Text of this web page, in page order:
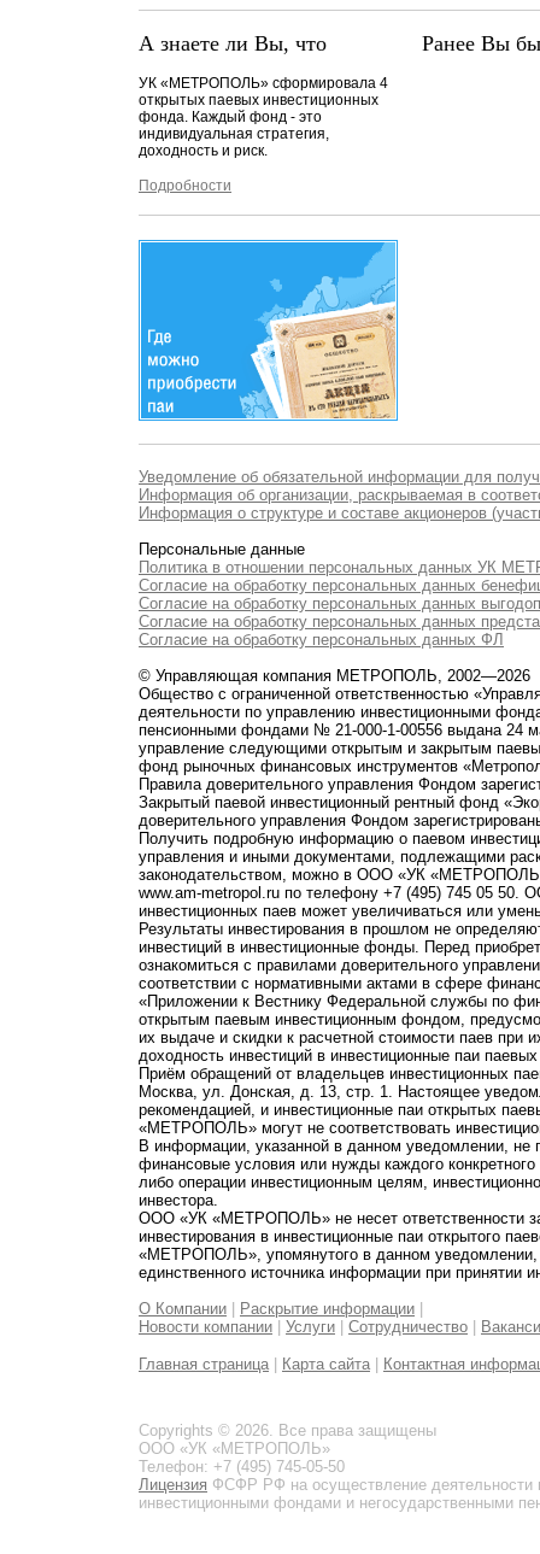
А знаете ли Вы, что
УК «МЕТРОПОЛЬ» сформировала 4
открытых паевых инвестиционных
фонда. Каждый фонд - это
индивидуальная стратегия,
доходность и риск.
Подробности
Ранее Вы
Уведомление об обязательной информации для
Информация об организации, раскрываемая в
Информация о структуре и составе акционеров
Персональные данные
Политика в отношении персональных данных УК
Согласие на обработку персональных данных
Согласие на обработку персональных данных
Согласие на обработку персональных данных
Согласие на обработку персональных данных ФЛ
© Управляющая компания МЕТРОПОЛЬ, 2002—2026
Общество с ограниченной ответственностью
деятельности по управлению инвестиционными
пенсионными фондами № 21-000-1-00556 выдана 24
управление следующими открытым и закрытым
фонд рыночных финансовых инструментов
Правила доверительного управления Фондом
Закрытый паевой инвестиционный рентный фонд
доверительного управления Фондом
Получить подробную информацию о паевом
управления и иными документами, подлежащими
законодательством, можно в ООО «УК
www.am-metropol.ru по телефону +7 (495) 745 05
инвестиционных паев может увеличиваться или
Результаты инвестирования в прошлом не
инвестиций в инвестиционные фонды. Перед
ознакомиться с правилами доверительного
соответствии с нормативными актами в сфере
«Приложении к Вестнику Федеральной службы по
открытым паевым инвестиционным фондом,
их выдаче и скидки к расчетной стоимости паев при
доходность инвестиций в инвестиционные паи
Приём обращений от владельцев инвестиционных
Москва, ул. Донская, д. 13, стр. 1. Настоящее
рекомендацией, и инвестиционные паи открытых
«МЕТРОПОЛЬ» могут не соответствовать
В информации, указанной в данном уведомлении,
финансовые условия или нужды каждого
либо операции инвестиционным целям,
инвестора.
ООО «УК «МЕТРОПОЛЬ» не несет ответственности
инвестирования в инвестиционные паи открытого
«МЕТРОПОЛЬ», упомянутого в данном уведомлении,
единственного источника информации при принятии
О Компании
Раскрытие информации
Новости компании
Услуги Сотрудничество
Главная страница Карта сайта Контактная
Copyrights © 2026. Все права защищены
ООО «УК «МЕТРОПОЛЬ»
Телефон: +7 (495) 745-05-50
Лицензия ФСФР РФ на осуществление
инвестиционными фондами и негосударственными